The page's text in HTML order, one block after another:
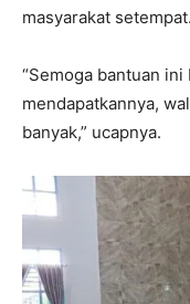
masyarakat setempat.
“Semoga bantuan
mendapatkannya,
banyak,” ucapnya.